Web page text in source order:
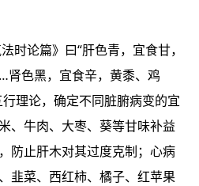
时论篇》曰“肝色青，宜食甘，
肾色黑，宜食辛，黄黍、鸡
理论，确定不同脏腑病变的宜
、牛肉、大枣、葵等甘味补益
防止肝木对其过度克制；心病
韭菜、西红柿、橘子、红苹果